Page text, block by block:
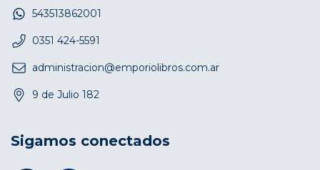
543513862001
0351 424-5591
administracion@emporiolibros.com.ar
9 de Julio 182
Sigamos conectados